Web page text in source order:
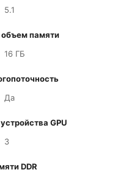
5.1
памяти
16 ГБ
Да
GPU
3
DDR